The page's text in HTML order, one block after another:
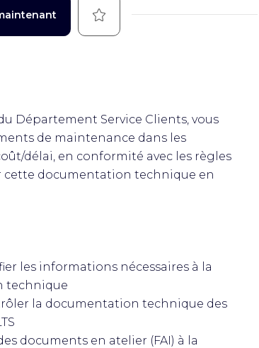
Sauvegarder
Département Service Clients, vous
de maintenance dans les
délai, en conformité avec les règles
cette documentation technique en
les informations nécessaires à la
technique
la documentation technique des
documents en atelier (FAI) à la